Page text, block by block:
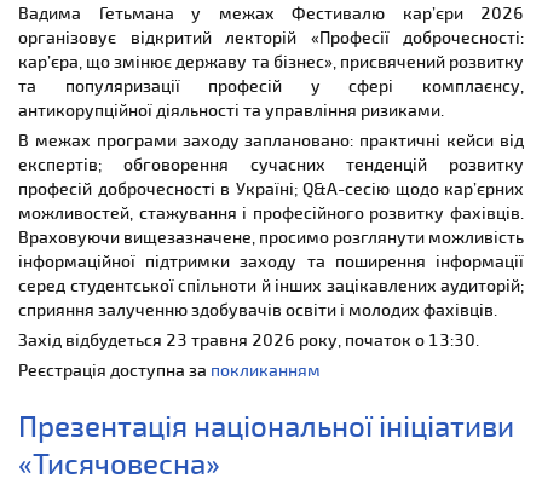
Вадима Гетьмана у межах Фестивалю кар’єри 2026
організовує відкритий лекторій «Професії доброчесності:
кар’єра, що змінює державу та бізнес», присвячений розвитку
та популяризації професій у сфері комплаєнсу,
антикорупційної діяльності та управління ризиками.
В межах програми заходу заплановано: практичні кейси від
експертів; обговорення сучасних тенденцій розвитку
професій доброчесності в Україні; Q&A-сесію щодо кар’єрних
можливостей, стажування і професійного розвитку фахівців.
Враховуючи вищезазначене, просимо розглянути можливість
інформаційної підтримки заходу та поширення інформації
серед студентської спільноти й інших зацікавлених аудиторій;
сприяння залученню здобувачів освіти і молодих фахівців.
Захід відбудеться 23 травня 2026 року, початок о 13:30.
Реєстрація доступна за покликанням
Презентація національної ініціативи
«Тисячовесна»